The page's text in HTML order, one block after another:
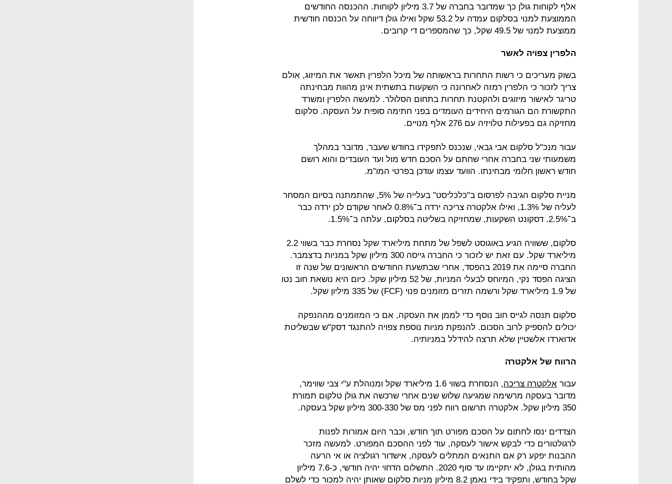
אלף לקוחות גולן כך שמדובר בחברה של 3.7 מיליון לקוחות. ההכנסה החודשים
הממוצעת למנוי בסלקום עמדה על 53.2 שקל ואילו גולן דיווחה על הכנסה חודשית
ממוצעת למנוי של 49.5 שקל, כך שהמספרים די קרובים.
הלפרין צפויה לאשר
בשוק מעריכים כי רשות התחרות בראשותה של מיכל הלפרין תאשר את המיזוג, אולם
צריך לזכור כי הלפרין רמזה לאחרונה כי השקעות בתשתית אינן מהוות מבחינתה
טריגר לאישור מיזוגים ולהקטנת תחרות בתחום הסלולר. למעשה הלפרין ומשרד
התקשורת הם הגורמים היחידים העומדים בפני חתימה סופית על העסקה. סלקום
מחזיקה גם בפעילות טלויזיה עם 276 אלף מנויים.
עבור מנכ"ל סלקום אבי גבאי, שנכנס לתפקידו בחודש שעבר, מדובר במהלך
משמעותי שני בחברה אחרי שחתם על הסכם חדש מול ועד העובדים והוא רושם
חודש ראשון חלומי מבחינתו. הוועד עצמו עודכן בפרטי המו"מ.
מניית סלקום הגיבה לפרסום ב"כלכליסט" בעלייה של 5%, שהתמתנה בסיום המסחר
לעליה של 1.3%, ואילו אלקטרה צריכה ירדה ב־0.8% לאחר שקודם לכן ירדה כבר
ב־2.5%. דסקונט השקעות, שמחזיקה בשליטה בסלקום, עלתה ב־1.5%.
סלקום, ששוויה הגיע באוגוסט לשפל של מתחת מיליארד שקל נסחרת כבר בשווי 2.2
מיליארד שקל. עם זאת יש לזכור כי החברה גייסה 300 מיליון שקל במניות בדצמבר.
החברה סיימה את 2019 בהפסד, אחרי שבתשעת החודשים הראשונים של שנה זו
הציגה הפסד נקי, המיוחס לבעלי המניות, של 52 מיליון שקל. כיום היא נושאת חוב נטו
של 1.9 מיליארד שקל ורשמה תזרים מזומנים פנוי (FCF) של 335 מיליון שקל.
סלקום תנסה לגייס חוב נוסף כדי לממן את העסקה, אם כי המזומנים מההנפקה
יכולים להספיק לרוב הסכום. להנפקת מניות נוספת צפויה להתנגד דסק"ש שבשליטת
אדוארדו אלשטיין שלא תרצה להידלל במניותיה.
הרווח של אלקטרה
עבור אלקטרה צריכה
, הנסחרת בשווי 1.6 מיליארד שקל ומנוהלת ע"י צבי שווימר,
מדובר בעסקה מרשימה שמגיעה שלוש שנים אחרי שרכשה את גולן טלקום תמורת
350 מיליון שקל. אלקטרה תרשום רווח לפני מס של 300-330 מיליון שקל בעסקה.
הצדדים ינסו לחתום על הסכם מפורט תוך חודש, וכבר היום אמורות לפנות
לרגולטורים כדי לבקש אישור לעסקה, עוד לפני ההסכם המפורט. למעשה מזכר
ההבנות יפקע רק אם התנאים המתלים לעסקה, אישדור רגולציה או אי הרעה
מהותית בגולן, לא יתקיימו עד סוף 2020. התשלום הדחוי יהיה חודשי, כ-7.6 מיליון
שקל בחודש, ותפקיד בידי נאמן 8.2 מיליון מניות סלקום שאותן יהיה למכור כדי לשלם